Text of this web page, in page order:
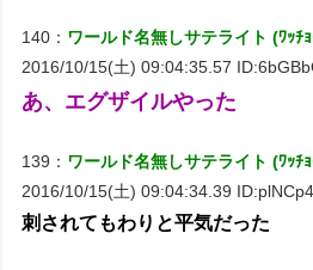
140： ワールド名無しサテライト (ﾜｯﾁ
2016/10/15(土) 09:04:35.57
あ、エグザイルやった
139： ワールド名無しサテライト (ﾜｯﾁ
2016/10/15(土) 09:04:34.39
刺されてもわりと平気だった